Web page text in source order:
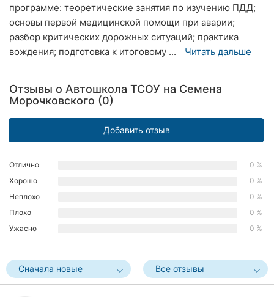
Киев
Харьков
Днепр
Львов
Николаев
Херсон
Чернигов
программе: теоретические занятия по изучению ПДД;
основы первой медицинской помощи при аварии;
разбор критических дорожных ситуаций; практика
вождения; подготовка к итоговому ...
Читать дальше
Отзывы о Автошкола ТСОУ на Семена
Морочковского (0)
Добавить отзыв
Отлично
0 %
Хорошо
0 %
Неплохо
0 %
Плохо
0 %
Ужасно
0 %
Сначала новые Все отзывы